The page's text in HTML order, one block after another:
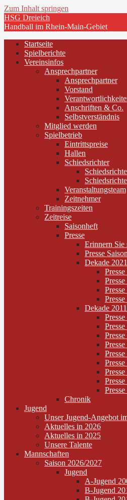
Zum Inhalt springen
HSG Dreieich
Handball im Rhein-Main-Gebiet
Startseite
Spielberichte
Vereinsinfos
Ansprechpartner
Ansprechpartner
Vorstand
Anschriften & Co.
Selbstverständnis
Mitglied werden
Spielbetrieb
Eintrittspreise
Hallen
Schiedsrichter
Veranstaltungsteam
Zeitnehmer
Trainingszeiten
Zeitreise
Saisonheft
Presse
Erinnern Sie
Presse
Dekade
Dekade
Chronik
Jugend
Unser Jugend-Angebot
Aktuelles in 2026
Aktuelles in 2025
Unsere Talente
Mannschaften
Saison 2026/2027
Jugend
A-Jugend
B-Jugend